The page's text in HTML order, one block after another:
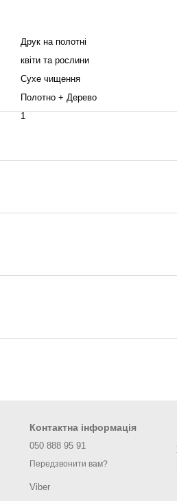
Друк на полотні
квіти та рослини
Сухе чищення
Полотно + Дерево
1
Контактна інформація
050 888 95 91
Передзвонити вам?
Viber